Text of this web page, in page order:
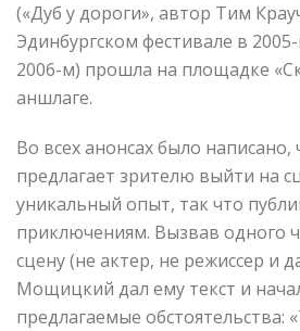
(«Дуб у дороги», автор Тим
Эдинбургском фестивале в
2006-м) прошла на площадке
аншлаге.
Во всех анонсах было написано,
предлагает зрителю выйти на
уникальный опыт, так что
приключениям. Вызвав одного
сцену (не актер, не режиссер и
Мощицкий дал ему текст и
предлагаемые обстоятельства: